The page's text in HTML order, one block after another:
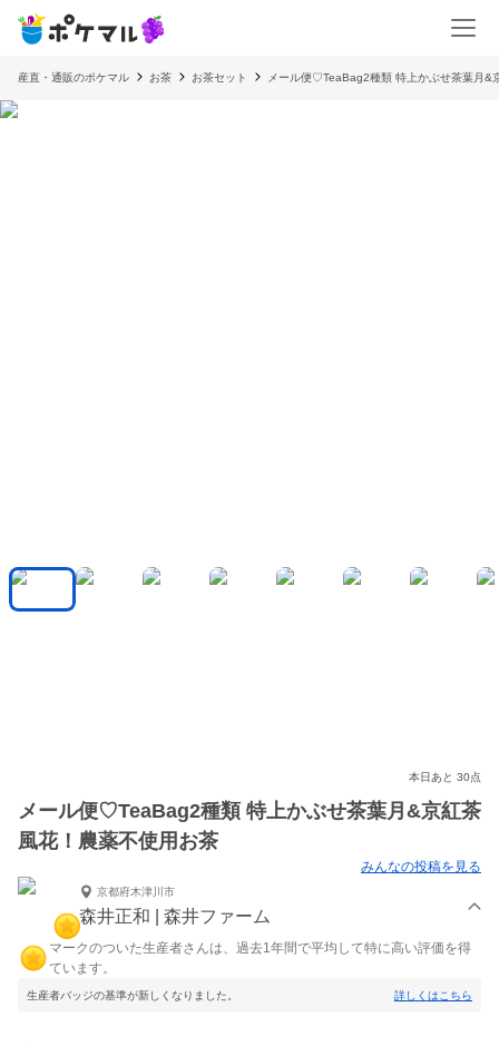
産直・通販のポケマル お茶 お茶セット メール便♡TeaBag2種類 特上かぶせ茶葉月&
本日あと 30点
メール便♡TeaBag2種類 特上かぶせ茶葉月&京紅茶
風花！農薬不使用お茶
みんなの投稿を見る
京都府木津川市
森井正和 | 森井ファーム
マークのついた生産者さんは、過去1年間で平均して特に高い評価を得
ています。
生産者バッジの基準が新しくなりました。 詳しくはこちら